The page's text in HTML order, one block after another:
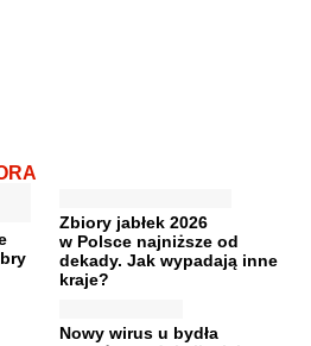
Zbiory jabłek 2026
w Polsce najniższe od
dekady. Jak wypadają inne
kraje?
Nowy wirus u bydła